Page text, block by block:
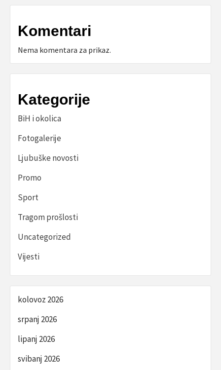
Komentari
Nema komentara za prikaz.
Kategorije
BiH i okolica
Fotogalerije
Ljubuške novosti
Promo
Sport
Tragom prošlosti
Uncategorized
Vijesti
kolovoz 2026
srpanj 2026
lipanj 2026
svibanj 2026